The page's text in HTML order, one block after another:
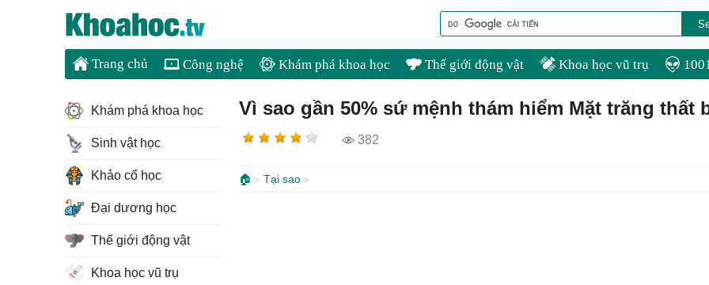
Trang chủ Công nghệ Khám phá khoa học Thế giới động vật Khoa học vũ trụ
Vì sao gần 50% sứ mệnh thám hiểm Mặt trăng thất
382
🏠 Tại sao
Khám phá khoa học
Sinh vật học
Khảo cổ học
Đại dương học
Thế giới động vật
Khoa học vũ trụ